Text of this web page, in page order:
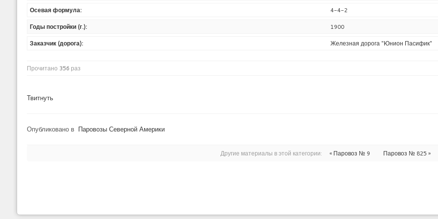
Осевая формула:
4-4-2
Годы постройки (г.):
1900
Заказчик (дорога):
Железная дорога "Юнион Пасифик"
Прочитано 356раз
Твитнуть
Опубликовано в Паровозы Северной Америки
Другие материалы в этой категории: « Паровоз № 9 Паровоз № 825 »